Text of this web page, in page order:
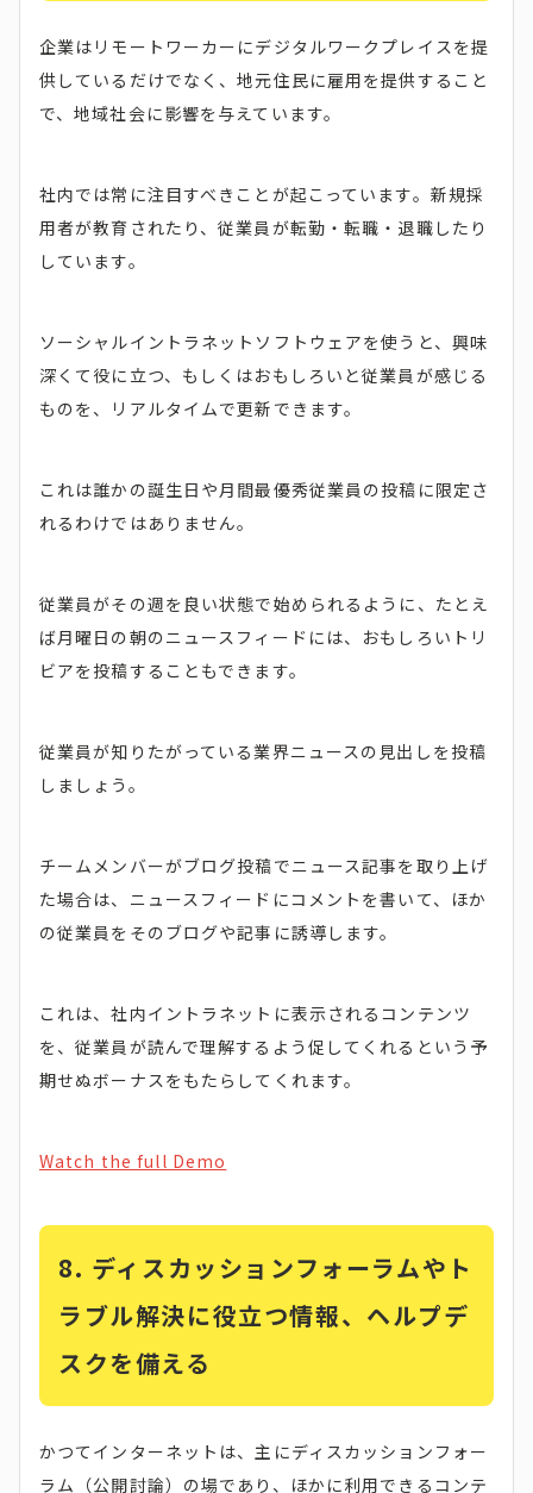
企業はリモートワーカーにデジタルワークプレイスを提
供しているだけでなく、地元住民に雇用を提供すること
で、地域社会に影響を与えています。
社内では常に注目すべきことが起こっています。新規採
用者が教育されたり、従業員が転勤・転職・退職したり
しています。
ソーシャルイントラネットソフトウェアを使うと、興味
深くて役に立つ、もしくはおもしろいと従業員が感じる
ものを、リアルタイムで更新できます。
これは誰かの誕生日や月間最優秀従業員の投稿に限定さ
れるわけではありません。
従業員がその週を良い状態で始められるように、たとえ
ば月曜日の朝のニュースフィードには、おもしろいトリ
ビアを投稿することもできます。
従業員が知りたがっている業界ニュースの見出しを投稿
しましょう。
チームメンバーがブログ投稿でニュース記事を取り上げ
た場合は、ニュースフィードにコメントを書いて、ほか
の従業員をそのブログや記事に誘導します。
これは、社内イントラネットに表示されるコンテンツ
を、従業員が読んで理解するよう促してくれるという予
期せぬボーナスをもたらしてくれます。
Watch the full Demo
8. ディスカッションフォーラムやト
ラブル解決に役立つ情報、ヘルプデ
スクを備える
かつてインターネットは、主にディスカッションフォー
ラム（公開討論）の場であり、ほかに利用できるコンテ